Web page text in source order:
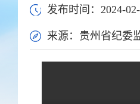
发布时间：2024-
来源：贵州省纪委